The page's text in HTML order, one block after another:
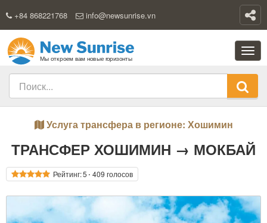
+84 868221768 info@newsunrise.vn
Услуга трансфера в регионе: Хошимин
ТРАНСФЕР ХОШИМИН → МОКБАЙ
Рейтинг:5 ⋅ 409 голосов